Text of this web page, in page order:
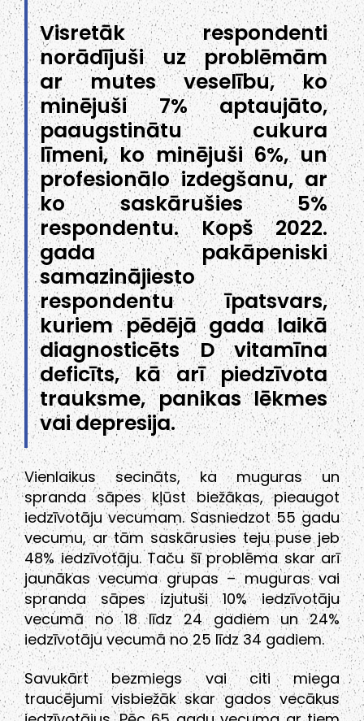
Visretāk respondenti
norādījuši uz problēmām
ar mutes veselību, ko
minējuši 7% aptaujāto,
paaugstinātu cukura
līmeni, ko minējuši 6%, un
profesionālo izdegšanu, ar
ko saskārušies 5%
respondentu. Kopš 2022.
gada pakāpeniski
samazinājiesto
respondentu īpatsvars,
kuriem pēdējā gada laikā
diagnosticēts D vitamīna
deficīts, kā arī piedzīvota
trauksme, panikas lēkmes
vai depresija.
Vienlaikus secināts, ka muguras un
spranda sāpes kļūst biežākas, pieaugot
iedzīvotāju vecumam. Sasniedzot 55 gadu
vecumu, ar tām saskārusies teju puse jeb
48% iedzīvotāju. Taču šī problēma skar arī
jaunākas vecuma grupas – muguras vai
spranda sāpes izjutuši 10% iedzīvotāju
vecumā no 18 līdz 24 gadiem un 24%
iedzīvotāju vecumā no 25 līdz 34 gadiem.
Savukārt bezmiegs vai citi miega
traucējumi visbiežāk skar gados vecākus